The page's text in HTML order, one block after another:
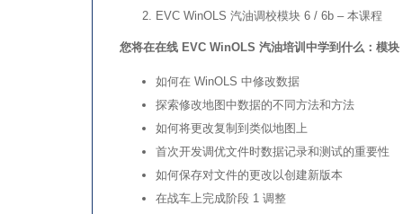
EVC WinOLS 汽油调校模块 6 / 6b – 本课程
您将在在线 EVC WinOLS 汽油培训中学到什么：模块
如何在 WinOLS 中修改数据
探索修改地图中数据的不同方法和方法
如何将更改复制到类似地图上
首次开发调优文件时数据记录和测试的重要性
如何保存对文件的更改以创建新版本
在战车上完成阶段 1 调整